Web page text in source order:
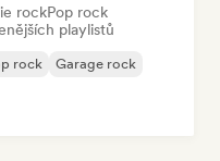
rockPop rock
playlistů
rock Garage rock